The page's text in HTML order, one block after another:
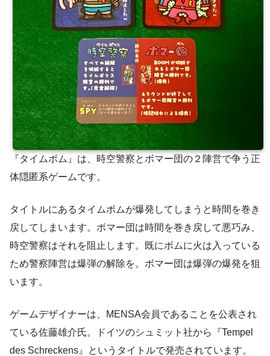
『タイムボム』は、時空警察とボマー団の２陣営で争う正
体隠匿系ゲームです。
タイトルにあるタイムボムが爆発してしまうと時間を巻き
戻してしまいます。ボマー団は時間を巻き戻して悪巧み、
時空警察はそれを阻止します。既にボムに火は入っている
ため警察陣営は爆弾の解除を。ボマー団は爆弾の爆発を狙
います。
ゲームデザイナーは、MENSA会員であることを公表され
ている佐藤雄介氏。ドイツのシュミット社から『Tempel
des Schreckens』というタイトルで発売されています。